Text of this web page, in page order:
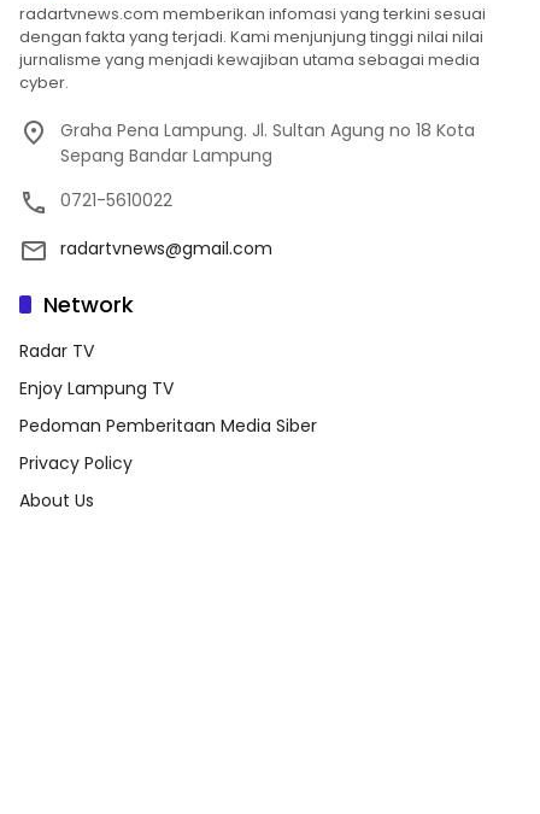
radartvnews.com memberikan infomasi yang terkini sesuai
dengan fakta yang terjadi. Kami menjunjung tinggi nilai nilai
jurnalisme yang menjadi kewajiban utama sebagai media
cyber.
Graha Pena Lampung. Jl. Sultan Agung no 18 Kota
Sepang Bandar Lampung
0721-5610022
radartvnews@gmail.com
Network
Radar TV
Enjoy Lampung TV
Pedoman Pemberitaan Media Siber
Privacy Policy
About Us